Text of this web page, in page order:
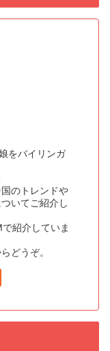
をバイリンガ
のトレンドや
いてご紹介し
紹介していま
どうぞ。